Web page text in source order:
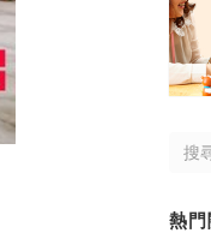
熱